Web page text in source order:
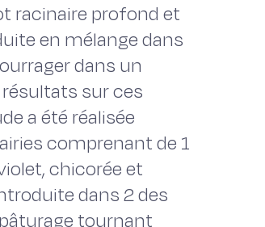
racinaire profond et
en mélange dans
dans un
sur ces
a été réalisée
comprenant de 1
chicorée et
dans 2 des
tournant